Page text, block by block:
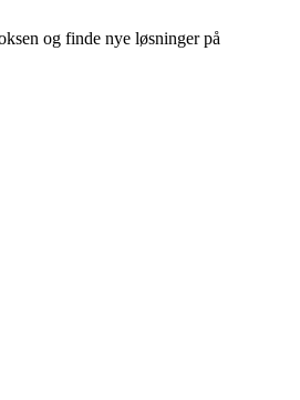
og finde nye løsninger på